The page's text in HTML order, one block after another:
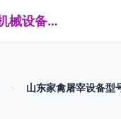
南京苏金屠宰机械设备制造有限公司
山东家禽屠宰设备型